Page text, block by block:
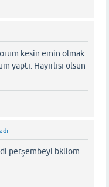
kesin emin olmak
yaptı. Hayırlısı olsun
perşembeyi bkliom